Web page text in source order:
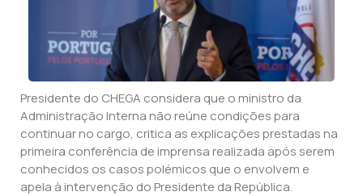
Presidente do CHEGA considera que o ministro da
Administração Interna não reúne condições para
continuar no cargo, critica as explicações prestadas na
primeira conferência de imprensa realizada após serem
conhecidos os casos polémicos que o envolvem e
apela à intervenção do Presidente da República.